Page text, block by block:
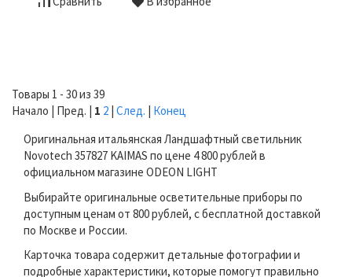
Товары 1 - 30 из 39
Начало | Пред. | 1 2 | След. | Конец
Оригинальная итальянская Ландшафтный светильник
Novotech 357827 KAIMAS по цене 4 800 рублей в
официальном магазине ODEON LIGHT
Выбирайте оригинальные осветительные приборы по
доступным ценам от 800 рублей, с бесплатной доставкой
по Москве и России.
Карточка товара содержит детальные фотографии и
подробные характеристики, которые помогут правильно